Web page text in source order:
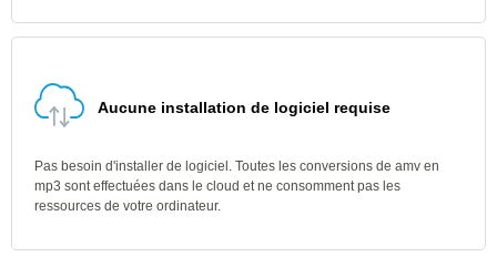
Aucune installation de logiciel requise
Pas besoin d'installer de logiciel. Toutes les conversions de amv en
mp3 sont effectuées dans le cloud et ne consomment pas les
ressources de votre ordinateur.